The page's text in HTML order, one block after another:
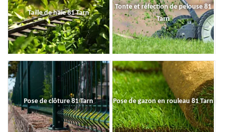
Taille de haie 81 Tarn
Tonte et réfection de pelouse 81
Tarn
Pose de clôture 81 Tarn Pose de gazon en rouleau 81 Tarn